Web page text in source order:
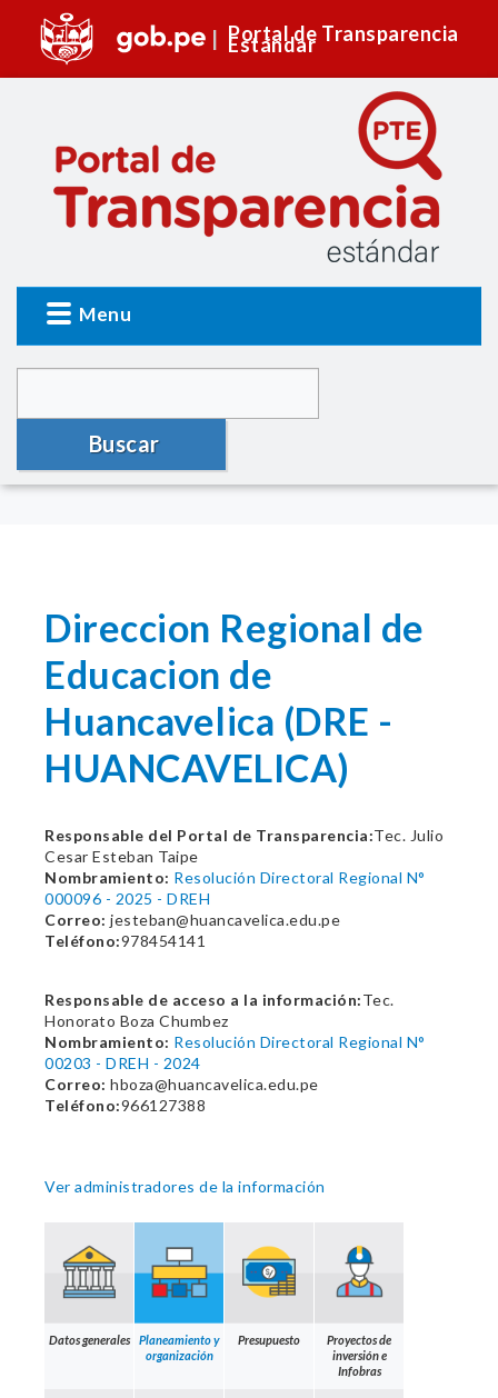
Portal de Transparencia
Estándar
Menu
Buscar
Direccion Regional de
Educacion de
Huancavelica (DRE -
HUANCAVELICA)
Responsable del Portal de Transparencia:Tec. Julio
Cesar Esteban Taipe
Nombramiento: Resolución Directoral Regional N°
000096 - 2025 - DREH
Correo: jesteban@huancavelica.edu.pe
Teléfono:978454141
Responsable de acceso a la información:Tec.
Honorato Boza Chumbez
Nombramiento: Resolución Directoral Regional N°
00203 - DREH - 2024
Correo: hboza@huancavelica.edu.pe
Teléfono:966127388
Ver administradores de la información
Datos generales
Planeamiento y
organización
Presupuesto
Proyectos de
inversión e
Infobras